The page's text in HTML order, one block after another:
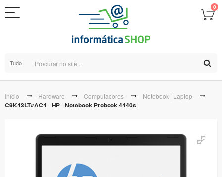
0
Tudo
Início Hardware Computadores Notebook | Laptop
C9K43LT#AC4 - HP - Notebook Probook 4440s